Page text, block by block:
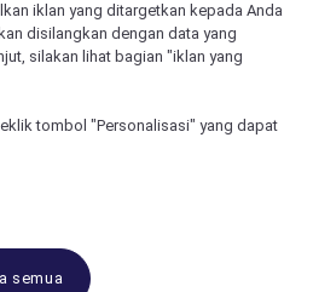
iklan yang ditargetkan kepada Anda
disilangkan dengan data yang
silakan lihat bagian "iklan yang
tombol "Personalisasi" yang dapat
semua